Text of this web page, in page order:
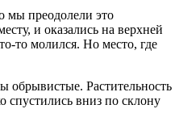
мы преодолели это
и оказались на верхней
то молился. Но место, где
обрывистые. Растительность
спустились вниз по склону